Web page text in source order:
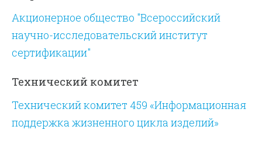
Акционерное общество "Всероссийский
научно-исследовательский институт
сертификации"
Технический комитет
Технический комитет 459 «Информационная
поддержка жизненного цикла изделий»